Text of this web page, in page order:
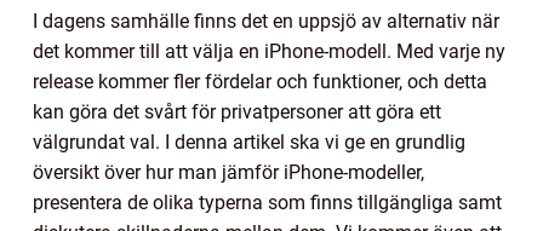
I dagens samhälle finns det en uppsjö av alternativ när
det kommer till att välja en iPhone-modell. Med varje ny
release kommer fler fördelar och funktioner, och detta
kan göra det svårt för privatpersoner att göra ett
välgrundat val. I denna artikel ska vi ge en grundlig
översikt över hur man jämför iPhone-modeller,
presentera de olika typerna som finns tillgängliga samt